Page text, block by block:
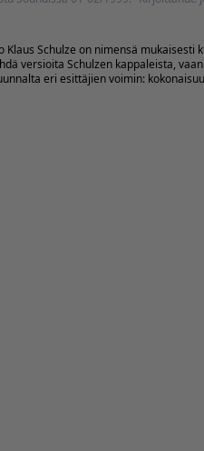
Klaus Schulze on nimensä
versioita Schulzen kappaleista,
eri esittäjien voimin: